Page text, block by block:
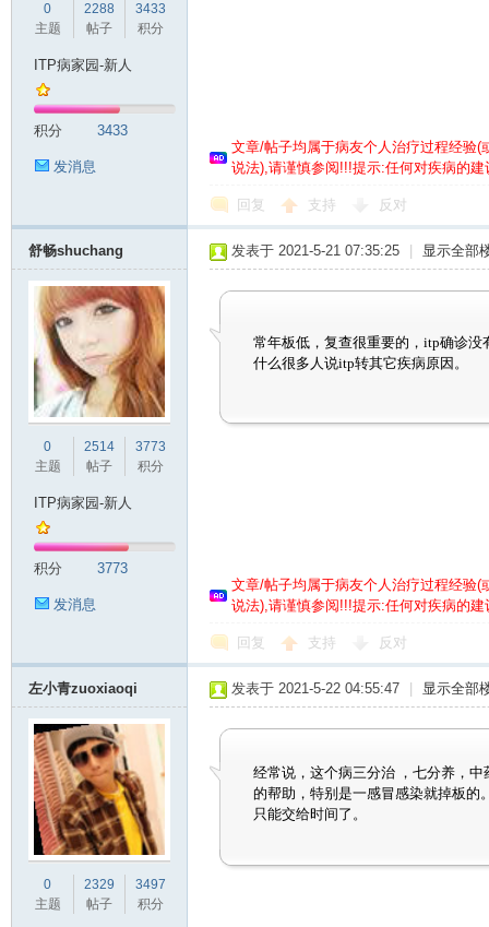
0
主题
2288
帖子
3433
积分
ITP病家园-新人
积分 3433
发消息
文章/帖子均属于病友个人治疗过程经验(
说法),请谨慎参阅!!!提示:任何对疾病的
回复 支持 反对
舒畅shuchang
0
主题
2514
帖子
3773
积分
ITP病家园-新人
积分 3773
发消息
发表于 2021-5-21 07:35:25 显示全部
常年板低，复查很重要的，itp确诊
什么很多人说itp转其它疾病原因。
文章/帖子均属于病友个人治疗过程经验(
说法),请谨慎参阅!!!提示:任何对疾病的
回复 支持 反对
左小青zuoxiaoqi
0
主题
2329
帖子
3497
积分
发表于 2021-5-22 04:55:47 显示全部
经常说，这个病三分治 ，七分养，
的帮助，特别是一感冒感染就掉板的
只能交给时间了。